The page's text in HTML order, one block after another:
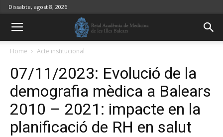
Dissabte, agost 8, 2026
Home Acte institucional
07/11/2023: Evolució de la
demografia mèdica a Balears
2010 – 2021: impacte en la
planificació de RH en salut